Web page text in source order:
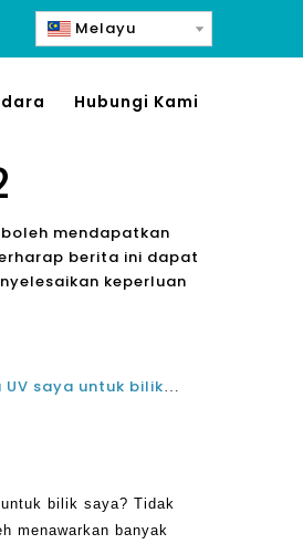
Melayu
Hubungi Kami
mendapatkan
berita ini dapat
keperluan
Di manakah saya harus meletakkan pembersih udara UV saya untuk bilik saya?
bilik saya? Tidak
menawarkan banyak